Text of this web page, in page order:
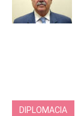
DIPLOMACIA